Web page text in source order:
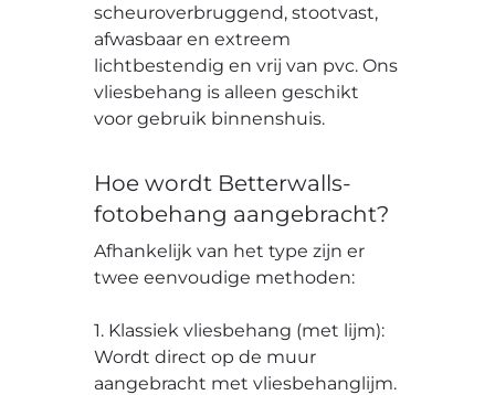
scheuroverbruggend, stootvast,
afwasbaar en extreem
lichtbestendig en vrij van pvc. Ons
vliesbehang is alleen geschikt
voor gebruik binnenshuis.
Hoe wordt Betterwalls-
fotobehang aangebracht?
Afhankelijk van het type zijn er
twee eenvoudige methoden:
1. Klassiek vliesbehang (met lijm):
Wordt direct op de muur
aangebracht met vliesbehanglijm.